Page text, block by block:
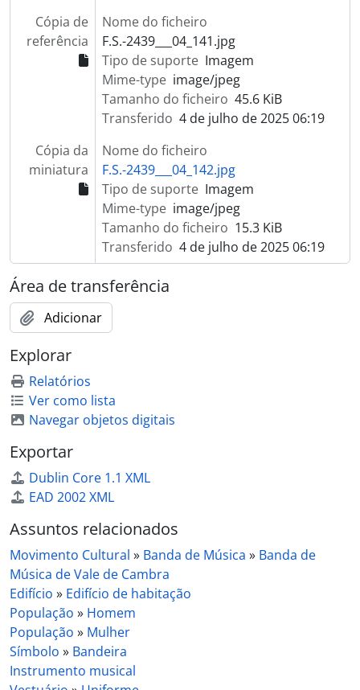
Cópia de
referência
Nome do ficheiro
F.S.-2439___04_141.jpg
Tipo de suporte Imagem
Mime-type image/jpeg
Tamanho do ficheiro 45.6 KiB
Transferido 4 de julho de 2025 06:19
Cópia da
miniatura
Nome do ficheiro
F.S.-2439___04_142.jpg
Tipo de suporte Imagem
Mime-type image/jpeg
Tamanho do ficheiro 15.3 KiB
Transferido 4 de julho de 2025 06:19
Área de transferência
Adicionar
Explorar
Relatórios
Ver como lista
Navegar objetos digitais
Exportar
Dublin Core 1.1 XML
EAD 2002 XML
Assuntos relacionados
Movimento Cultural » Banda de Música » Banda de
Música de Vale de Cambra
Edifício » Edifício de habitação
População » Homem
População » Mulher
Símbolo » Bandeira
Instrumento musical